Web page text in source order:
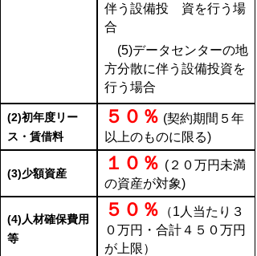
伴う設備投 資を行う場
合
(5)データセンターの地
方分散に伴う設備投資を
行う場合
(2)初年度リー
ス・賃借料
５０％ (契約期間５年
以上のものに限る)
(3)少額資産 １０％ (２０万円未満
の資産が対象)
(4)人材確保費用
等
５０％
（1人当たり３
０万円・合計４５０万円
が上限）